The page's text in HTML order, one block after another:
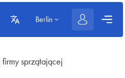
Berlin
firmy sprzątającej